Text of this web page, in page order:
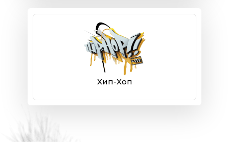
Хип-Хоп